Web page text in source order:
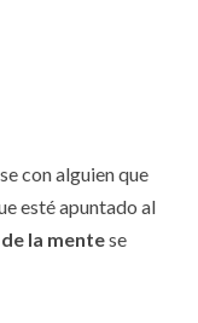
con alguien que
esté apuntado al
la mentese